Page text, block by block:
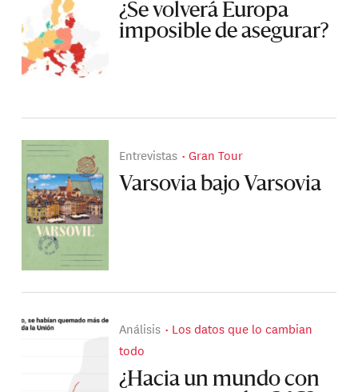
¿Se volverá Europa
imposible de asegurar?
Entrevistas Gran Tour
Varsovia bajo Varsovia
Análisis
Los datos que lo cambian
todo
¿Hacia un mundo con